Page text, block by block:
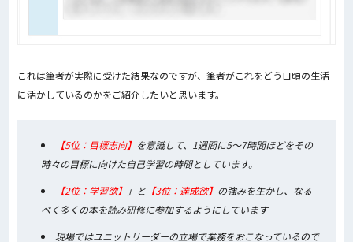
これは筆者が実際に受けた結果なのですが、筆者がこれをどう日頃の生活
に活かしているのかをご紹介したいと思います。
【5位：目標志向】 を意識して、1週間に5～7時間ほどをその
時々の目標に向けた自己学習の時間としています。
【2位：学習欲】 」と【3位：達成欲】 の強みを生かし、なる
べく多くの本を読み研修に参加するようにしています
現場ではユニットリーダーの立場で業務をおこなっているので